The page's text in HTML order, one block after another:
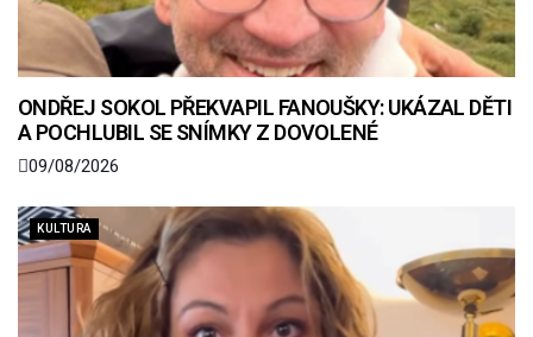
ONDŘEJ SOKOL PŘEKVAPIL FANOUŠKY: UKÁZAL DĚTI
A POCHLUBIL SE SNÍMKY Z DOVOLENÉ
09/08/2026
KULTURA